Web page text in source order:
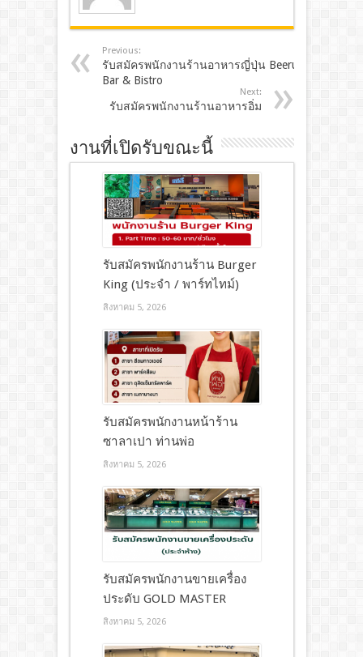
Previous:
รับสมัครพนักงานร้านอาหารญี่ปุ่น Beeru
Bar & Bistro
Next:
รับสมัครพนักงานร้านอาหารอิ่ม
งานที่เปิดรับขณะนี้
รับสมัครพนักงานร้าน Burger
King (ประจำ / พาร์ทไทม์)
สิงหาคม 5, 2026
รับสมัครพนักงานหน้าร้าน
ซาลาเปา ท่านพ่อ
สิงหาคม 5, 2026
รับสมัครพนักงานขายเครื่อง
ประดับ GOLD MASTER
สิงหาคม 5, 2026